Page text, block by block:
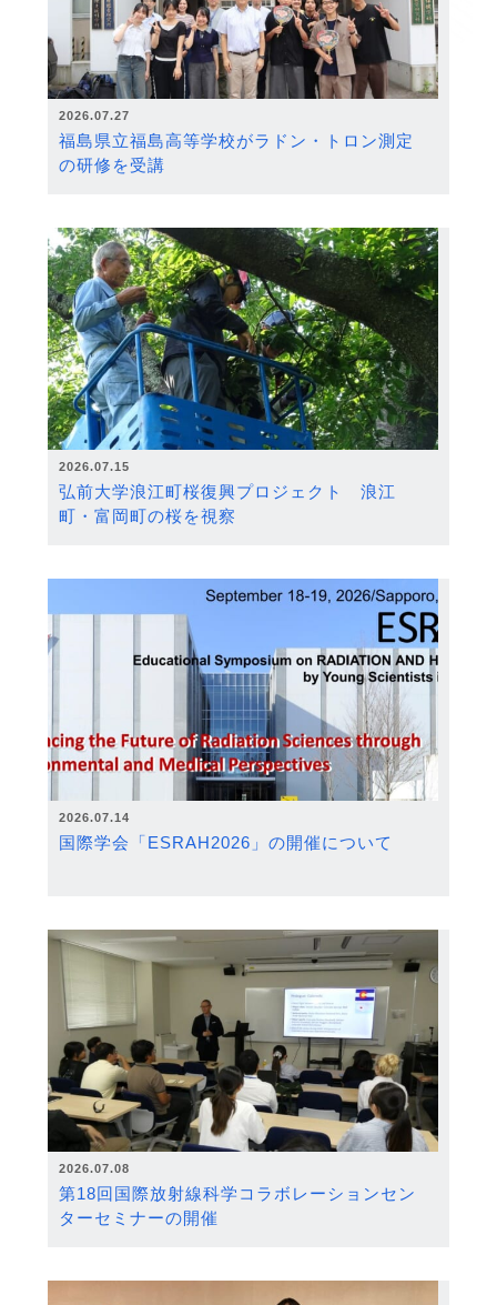
2026.07.27
福島県立福島高等学校がラドン・トロン測定
の研修を受講
2026.07.15
弘前大学浪江町桜復興プロジェクト 浪江
町・富岡町の桜を視察
2026.07.14
国際学会「ESRAH2026」の開催について
2026.07.08
第18回国際放射線科学コラボレーションセン
ターセミナーの開催